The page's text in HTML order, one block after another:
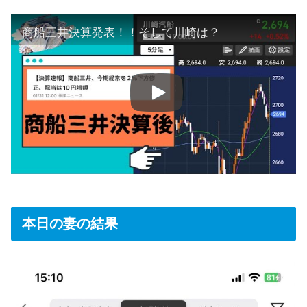
商船三井決算発表！！そして川崎は？
本日の妻の結果